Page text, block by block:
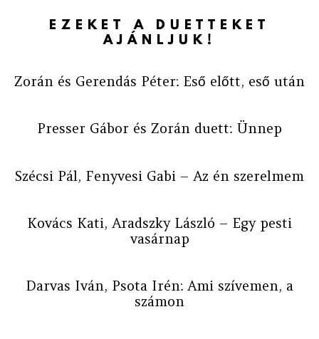
EZEKET A DUETTEKET
AJÁNLJUK!
Zorán és Gerendás Péter: Eső előtt, eső után
Presser Gábor és Zorán duett: Ünnep
Szécsi Pál, Fenyvesi Gabi – Az én szerelmem
Kovács Kati, Aradszky László – Egy pesti
vasárnap
Darvas Iván, Psota Irén: Ami szívemen, a
számon